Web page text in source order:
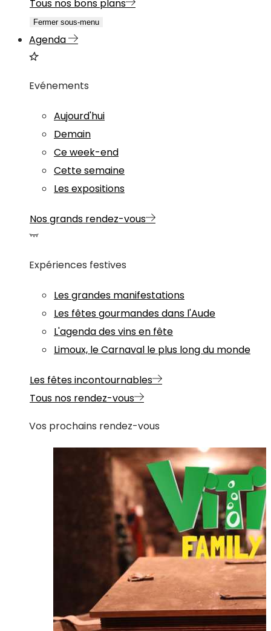
Tous nos bons plans
Fermer sous-menu
Agenda
Evénements
Aujourd'hui
Demain
Ce week-end
Cette semaine
Les expositions
Nos grands rendez-vous
Expériences festives
Les grandes manifestations
Les fêtes gourmandes dans l'Aude
L'agenda des vins en fête
Limoux, le Carnaval le plus long du monde
Les fêtes incontournables
Tous nos rendez-vous
Vos prochains rendez-vous